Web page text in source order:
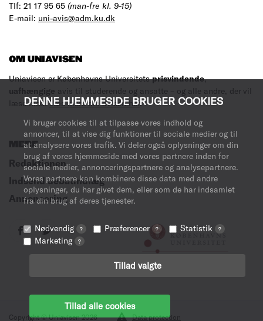
DENNE HJEMMESIDE BRUGER COOKIES
Vi bruger cookies til at tilpasse vores indhold og
annoncer, til at vise dig funktioner til sociale medier og til
at analysere vores trafik. Vi deler også oplysninger om din
brug af vores hjemmeside med vores partnere inden for
sociale medier, annonceringspartnere og analysepartnere.
Vores partnere kan kombinere disse data med andre
oplysninger, du har givet dem, eller som de har indsamlet
fra din brug af deres tjenester.
Nødvendig ? Præferencer ? Statistik ?
Marketing ?
Tillad valgte
Tillad alle cookies
Tlf: 21 17 95 65 (man-fre kl. 9-15)
E-mail: uni-avis@adm.ku.dk
OM UNIAVISEN
Uniavisen er Københavns Universitetsprisvindende,
uafhængige avis til studerende og ansatte – og alle andre, der vil
læse med.Læs mere om avisen her.
MERE
Redaktionen
Indsend debatindlæg
Annoncering
Copyright © Uniavisen 2026 Data protection